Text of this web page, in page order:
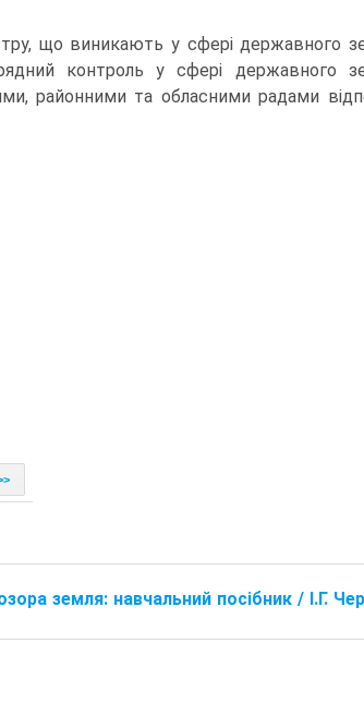
що виникають у сфері державного
контроль у сфері державного
районними та обласними радами
земля: навчальний посібник / І.Г.